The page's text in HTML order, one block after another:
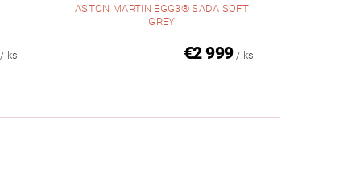
/ ks
ASTON MARTIN EGG3® SADA SOFT
GREY
€2 999 / ks